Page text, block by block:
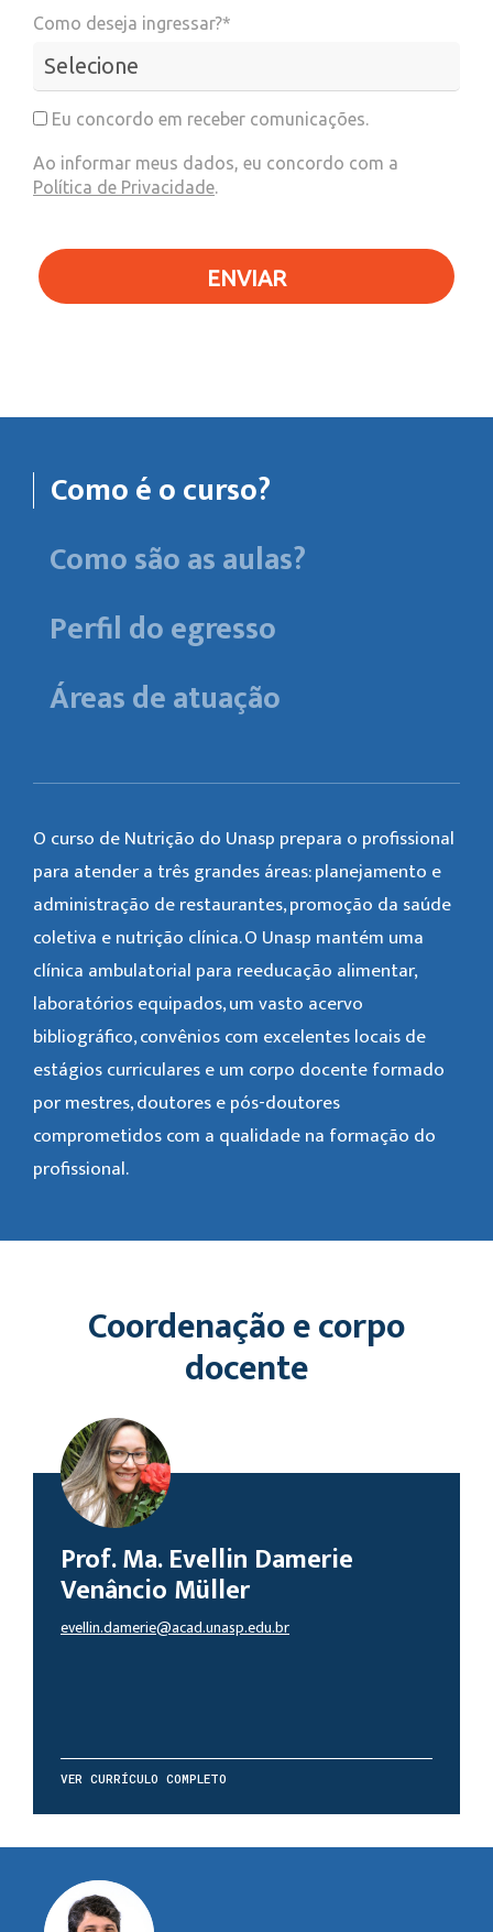
Como deseja ingressar?*
Eu concordo em receber comunicações.
Ao informar meus dados, eu concordo com a
Política de Privacidade.
ENVIAR
Como é o curso?
Como são as aulas?
Perfil do egresso
Áreas de atuação
O curso de Nutrição do Unasp prepara o profissional
para atender a três grandes áreas: planejamento e
administração de restaurantes, promoção da saúde
coletiva e nutrição clínica. O Unasp mantém uma
clínica ambulatorial para reeducação alimentar,
laboratórios equipados, um vasto acervo
bibliográfico, convênios com excelentes locais de
estágios curriculares e um corpo docente formado
por mestres, doutores e pós-doutores
comprometidos com a qualidade na formação do
profissional.
Coordenação e corpo
docente
Prof. Ma. Evellin Damerie
Venâncio Müller
evellin.damerie@acad.unasp.edu.br
VER CURRÍCULO COMPLETO